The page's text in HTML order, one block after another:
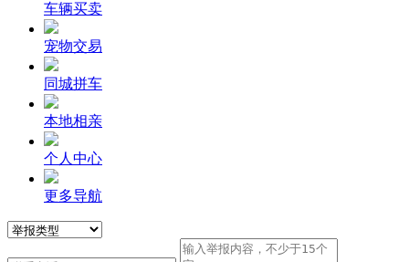
车辆买卖
宠物交易
同城拼车
本地相亲
个人中心
更多导航